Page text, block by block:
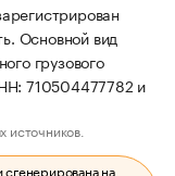
Основной вид
грузового
710504477782 и
источников.
на